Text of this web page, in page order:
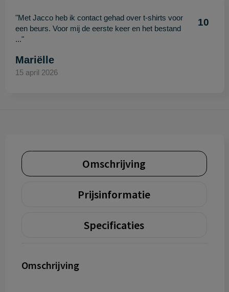
"Met Jacco heb ik contact gehad over t-shirts voor
een beurs. Voor mij de eerste keer en het bestand
..."
10
Mariëlle
15 april 2026
Omschrijving
Prijsinformatie
Specificaties
Omschrijving